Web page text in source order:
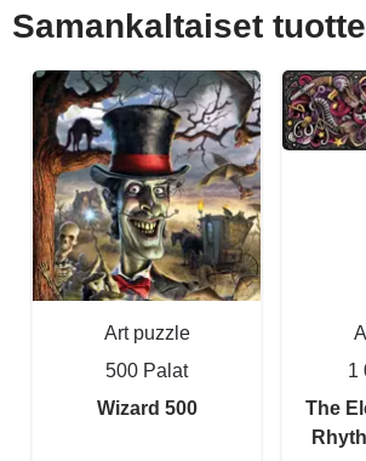
Samankaltaiset
Art puzzle
500 Palat
Wizard 500
1
The